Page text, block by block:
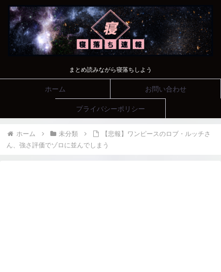
まとめ読みながら寝落ちしよう
ホーム お問い合わせ
プライバシーポリシー
ホーム 未分類
【悲報】ワンピースのロブ・ルッチさ
ん、強さ評価でゾロに並んでしまう